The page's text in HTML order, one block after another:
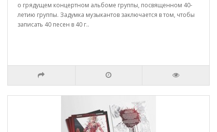
о грядущем концертном альбоме группы, посвященном 40-
летию группы. Задумка музыкантов заключается в том, чтобы
записать 40 песен в 40 г..